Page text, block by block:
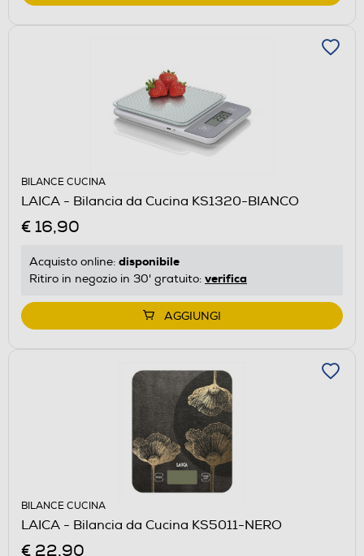
BILANCE CUCINA
LAICA - Bilancia da Cucina KS1320-BIANCO
€ 16,90
Acquisto online: disponibile
Ritiro in negozio in 30' gratuito: verifica
AGGIUNGI
BILANCE CUCINA
LAICA - Bilancia da Cucina KS5011-NERO
€ 22,90